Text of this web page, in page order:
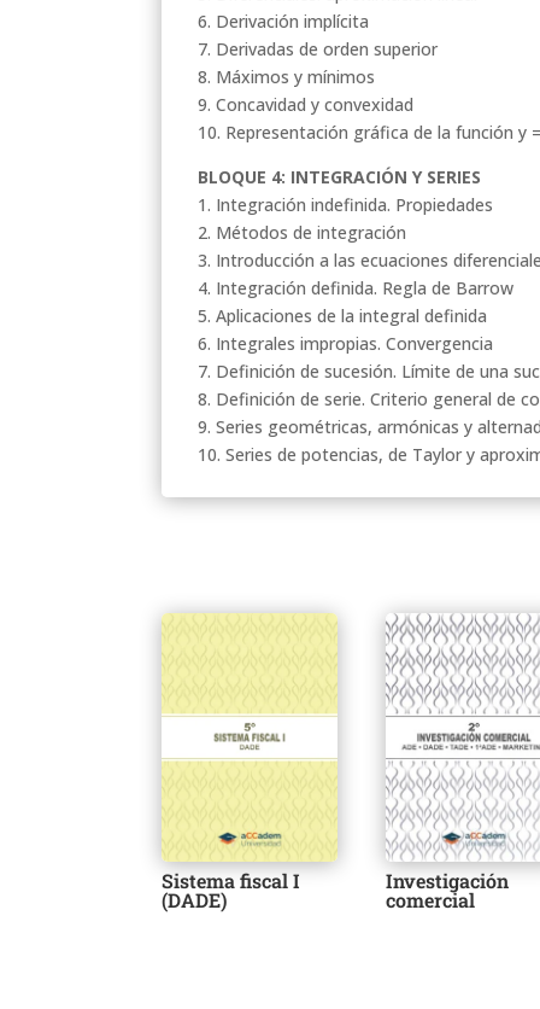
6. Derivación implícita
7. Derivadas de orden superior
8. Máximos y mínimos
9. Concavidad y convexidad
10. Representación gráfica de la función y
BLOQUE 4: INTEGRACIÓN Y SERIES
1. Integración indefinida. Propiedades
2. Métodos de integración
3. Introducción a las ecuaciones
4. Integración definida. Regla de Barrow
5. Aplicaciones de la integral definida
6. Integrales impropias. Convergencia
7. Definición de sucesión. Límite de una
8. Definición de serie. Criterio general de
9. Series geométricas, armónicas y
10. Series de potencias, de Taylor y
Sistema fiscal I
(DADE)
Investigación
comercial